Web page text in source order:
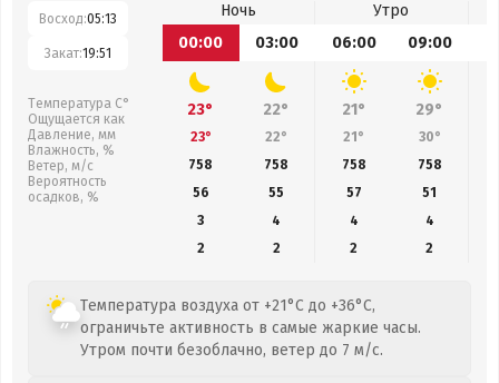
Восход:05:13
Закат:19:51
Температура С°
Ощущается как
Давление, мм
Влажность, %
Ветер, м/с
Вероятность
осадков, %
Ночь
Утро
00:00
03:00 06:00 09:00
23° 22° 21° 29°
23° 22° 21° 30°
758
758 758 758
56
55 57
51
3
4 4
4
2
2 2 2
Температура воздуха от +21°C до +36°C,
ограничьте активность в самые жаркие часы.
Утром почти безоблачно, ветер до 7 м/с.